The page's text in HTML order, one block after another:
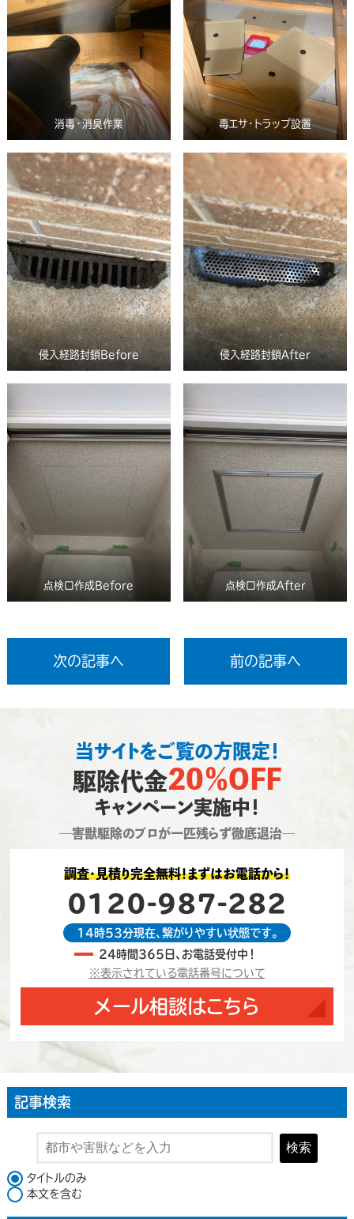
消毒・消臭作業 毒エサ・トラップ設置
侵入経路封鎖Before 侵入経路封鎖After
点検口作成Before 点検口作成After
次の記事へ 前の記事へ
当サイトをご覧の方限定！
駆除代金20％OFF
キャンペーン実施中！
―害獣駆除のプロが一匹残らず徹底退治―
調査・見積り完全無料！まずはお電話から！
0120-987-282
14時53分現在、繋がりやすい状態です。
24時間365日、お電話受付中！
※表示されている電話番号について
メール相談はこちら
記事検索
検索
検索対象
タイトルのみ
本文を含む